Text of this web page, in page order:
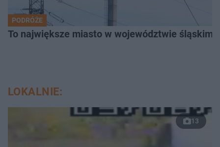
PODRÓŻE
To największe miasto w województwie
LOKALNIE:
13